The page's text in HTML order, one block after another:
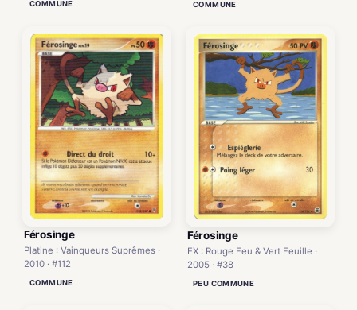
COMMUNE COMMUNE
Férosinge
Platine : Vainqueurs Suprêmes ·
2010 · #112
COMMUNE
Férosinge
EX : Rouge Feu & Vert Feuille ·
2005 · #38
PEU COMMUNE